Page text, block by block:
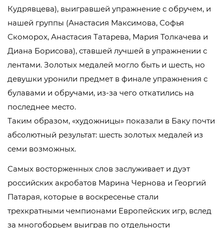
Кудрявцева), выигравшей упражнение с обручем, и
нашей группы (Анастасия Максимова, Софья
Скоморох, Анастасия Татарева, Мария Толкачева и
Диана Борисова), ставшей лучшей в упражнении с
лентами. Золотых медалей могло быть и шесть, но
девушки уронили предмет в финале упражнения с
булавами и обручами, из-за чего откатились на
последнее место.
Таким образом, «художницы» показали в Баку почти
абсолютный результат: шесть золотых медалей из
семи возможных.
Самых восторженных слов заслуживает и дуэт
российских акробатов Марина Чернова и Георгий
Патарая, которые в воскресенье стали
трехкратными чемпионами Европейских игр, вслед
за многоборьем выиграв по отдельности